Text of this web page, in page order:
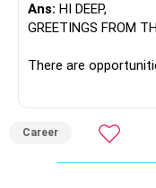
The other three can
However, do not
» Funds You
You mentioned:
Ans: HI DEEP,
GREETINGS FROM
There are
than IT. The choice
constantly evolving,
challenges after
Career